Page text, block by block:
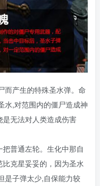
而产生的特殊圣水弹。命
水,对范围内的僵尸造成神
无法对人类造成伤害
普通左轮。生化中那自
克星妥妥的，因为圣水
是子弹太少,自保能力较